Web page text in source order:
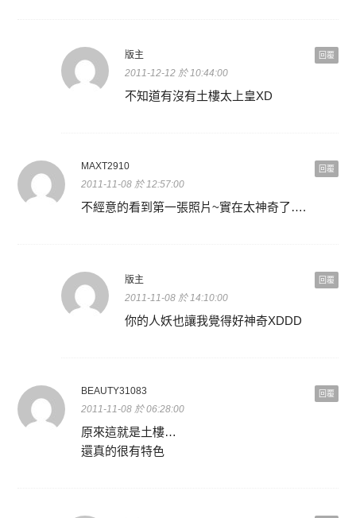
回覆
版主
2011-12-12 於 10:44:00
不知道有沒有土樓太上皇XD
回覆
MAXT2910
2011-11-08 於 12:57:00
不經意的看到第一張照片~實在太神奇了….
回覆
版主
2011-11-08 於 14:10:00
你的人妖也讓我覺得好神奇XDDD
回覆
BEAUTY31083
2011-11-08 於 06:28:00
原來這就是土樓…
還真的很有特色